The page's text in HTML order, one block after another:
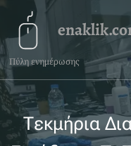
Πύλη ενημέρωσης
Τεκμήρια